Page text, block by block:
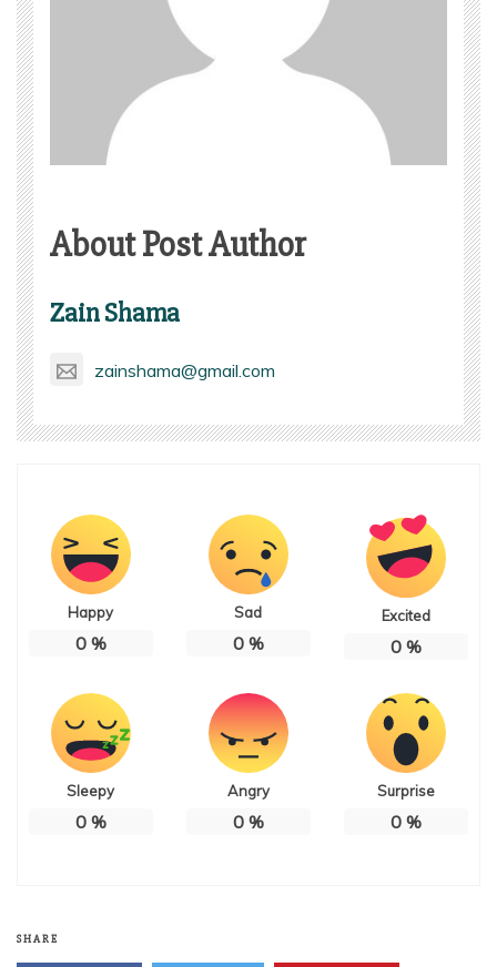
About Post Author
Zain Shama
zainshama@gmail.com
Happy
0%
Sad
0%
Excited
0%
Sleepy
0%
Angry
0%
Surprise
0%
SHARE